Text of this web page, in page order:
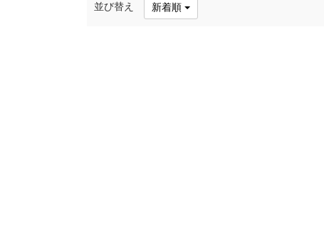
並び替え 新着順